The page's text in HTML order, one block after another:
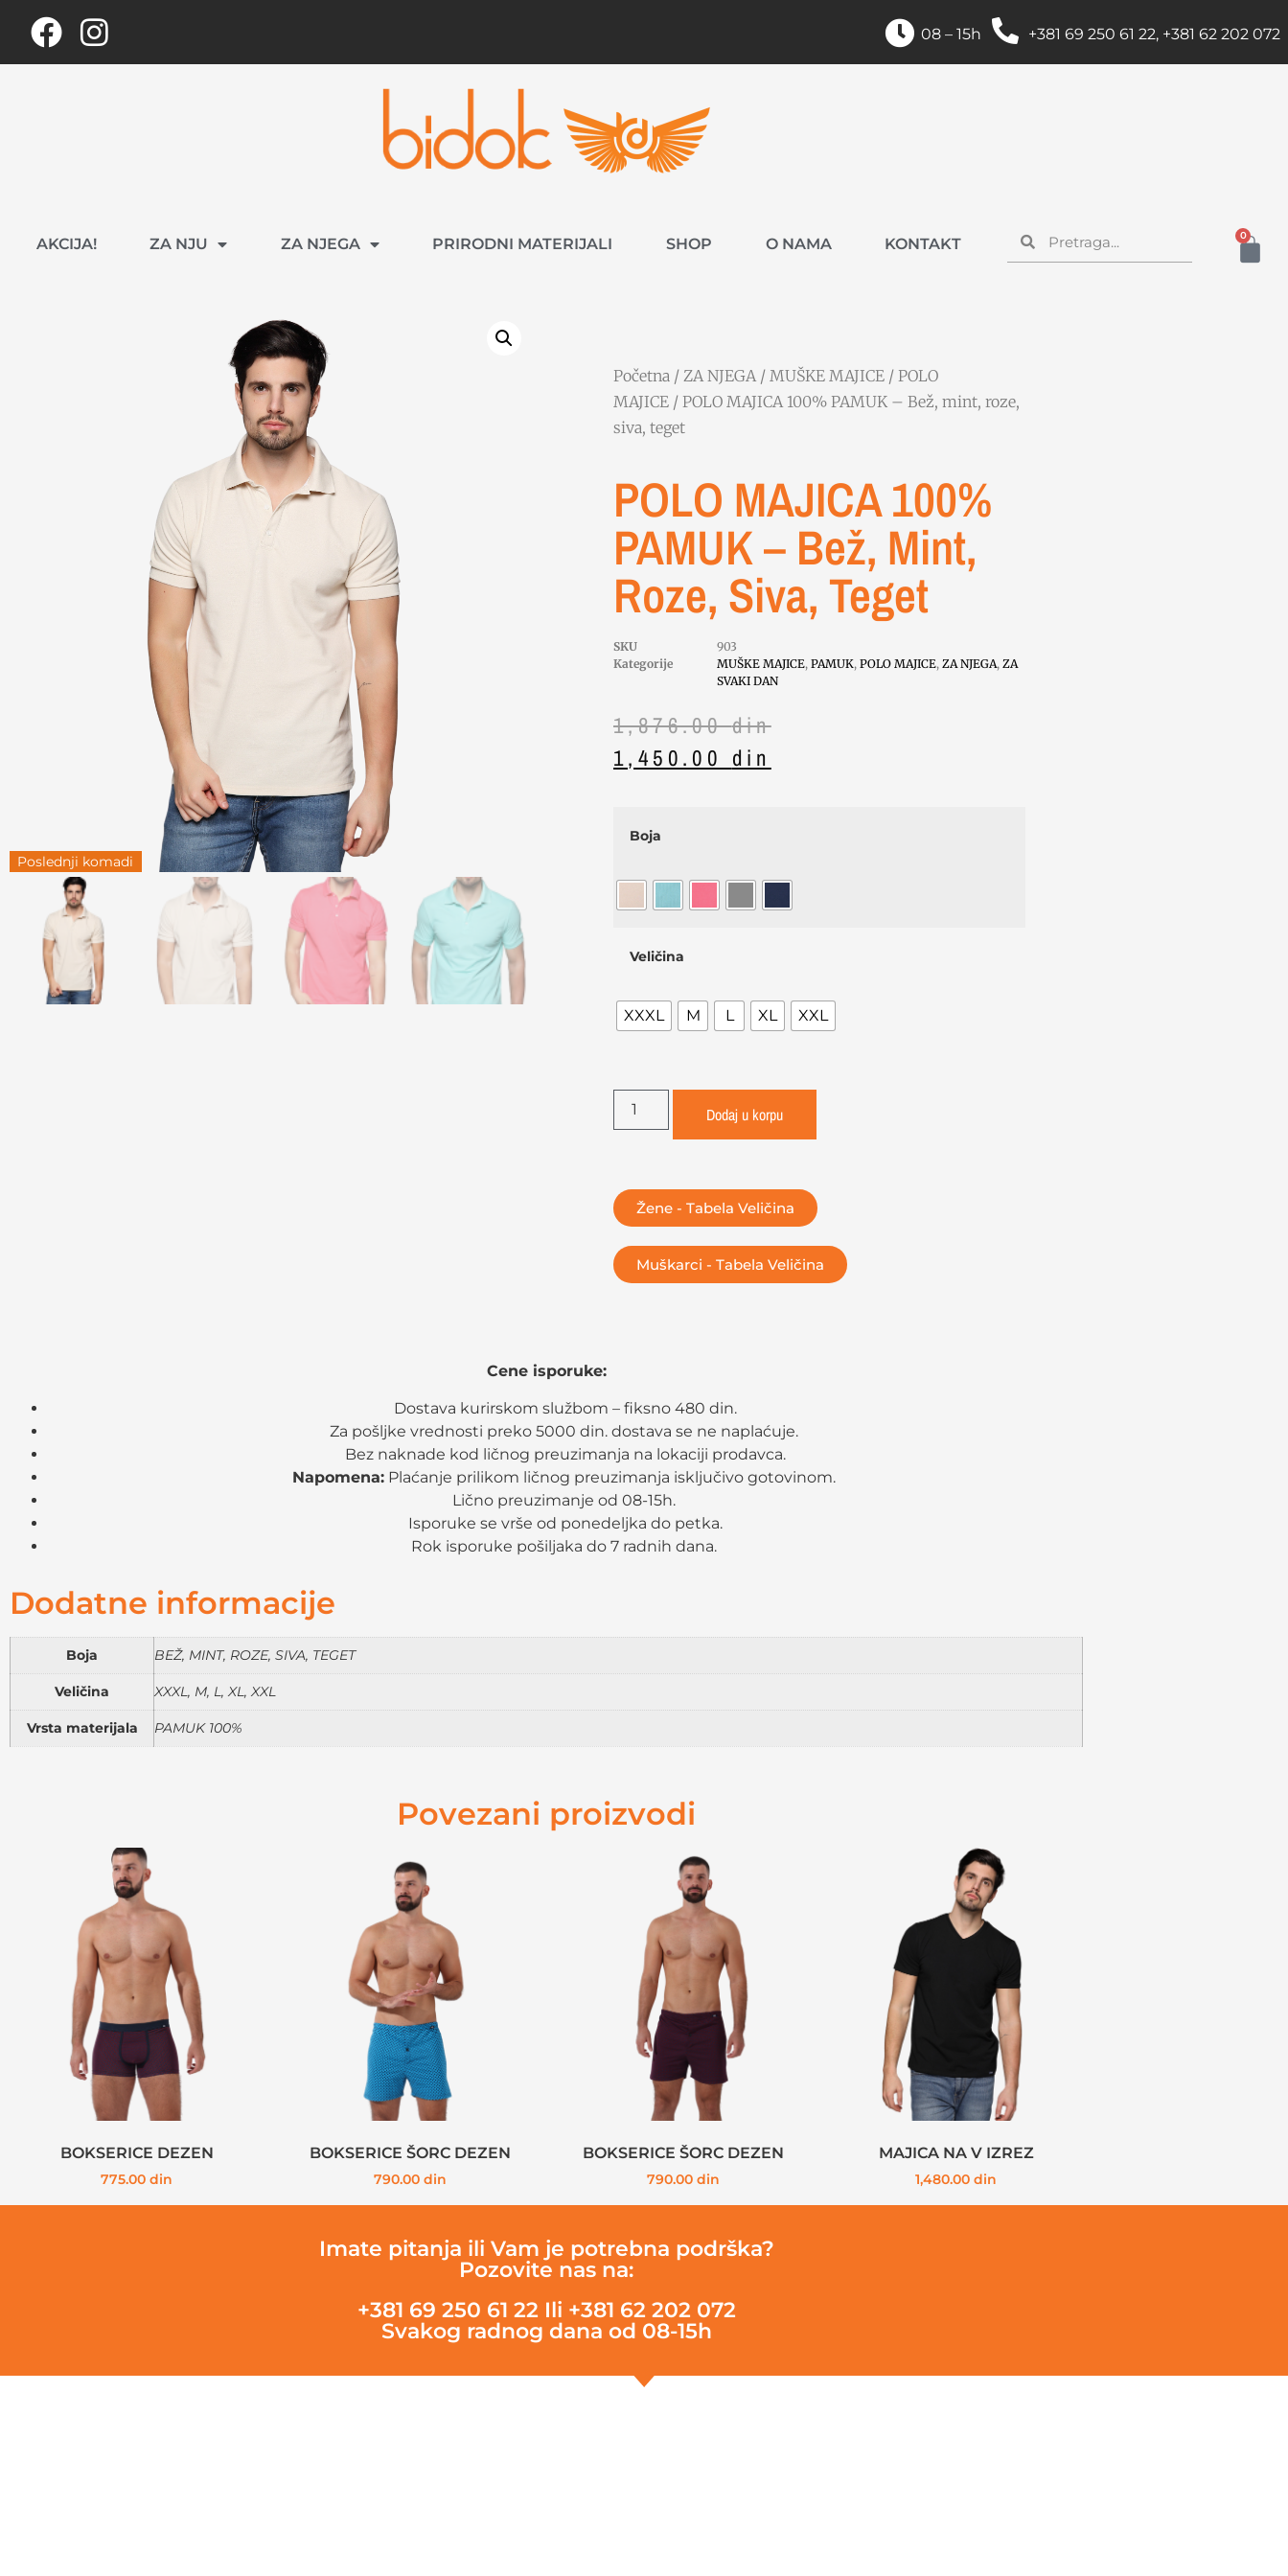
08 – 15h +381 69 250 61 22, +381 62 202 072
AKCIJA! ZA NJU ZA NJEGA PRIRODNI MATERIJALI SHOP O NAMA KONTAKT 0
Poslednji komadi
Početna / ZA NJEGA / MUŠKE MAJICE / POLO
MAJICE / POLO MAJICA 100% PAMUK – Bež, mint, roze,
siva, teget
POLO MAJICA 100%
PAMUK – Bež, Mint,
Roze, Siva, Teget
SKU
903
Kategorije
MUŠKE MAJICE, PAMUK, POLO MAJICE, ZA NJEGA, ZA
SVAKI DAN
1,876.00din
1,450.00 din
Boja
Veličina
XXXL M L XL XXL
Dodaj u korpu
Žene - Tabela Veličina
Muškarci - Tabela Veličina
Cene isporuke:
Dostava kurirskom službom – fiksno 480 din.
Za pošljke vrednosti preko 5000 din. dostava se ne naplaćuje.
Bez naknade kod ličnog preuzimanja na lokaciji prodavca.
Napomena:Plaćanje prilikom ličnog preuzimanja isključivo gotovinom.
Lično preuzimanje od 08-15h.
Isporuke se vrše od ponedeljka do petka.
Rok isporuke pošiljaka do 7 radnih dana.
Dodatne informacije
Boja BEŽ, MINT, ROZE, SIVA, TEGET
Veličina XXXL, M, L, XL, XXL
Vrsta materijala PAMUK 100%
Povezani proizvodi
BOKSERICE DEZEN
775.00 din
BOKSERICE ŠORC DEZEN
790.00 din
BOKSERICE ŠORC DEZEN
790.00 din
MAJICA NA V IZREZ
1,480.00 din
Imate pitanja ili Vam je potrebna podrška?
Pozovite nas na:
+381 69 250 61 22 Ili +381 62 202 072
Svakog radnog dana od 08-15h